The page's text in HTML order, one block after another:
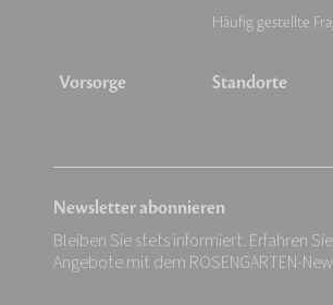
Vorsorge
Häufig gestellte
Standorte
Newsletter abonnieren
Bleiben Sie stets informiert. Erfahren
Angebote mit dem ROSENGARTEN-